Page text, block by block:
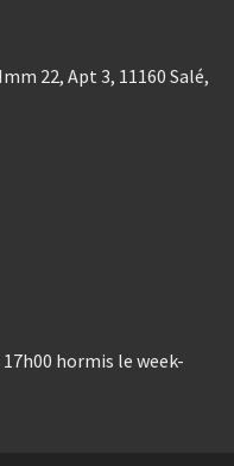
22, Apt 3, 11160 Salé,
17h00 hormis le week-